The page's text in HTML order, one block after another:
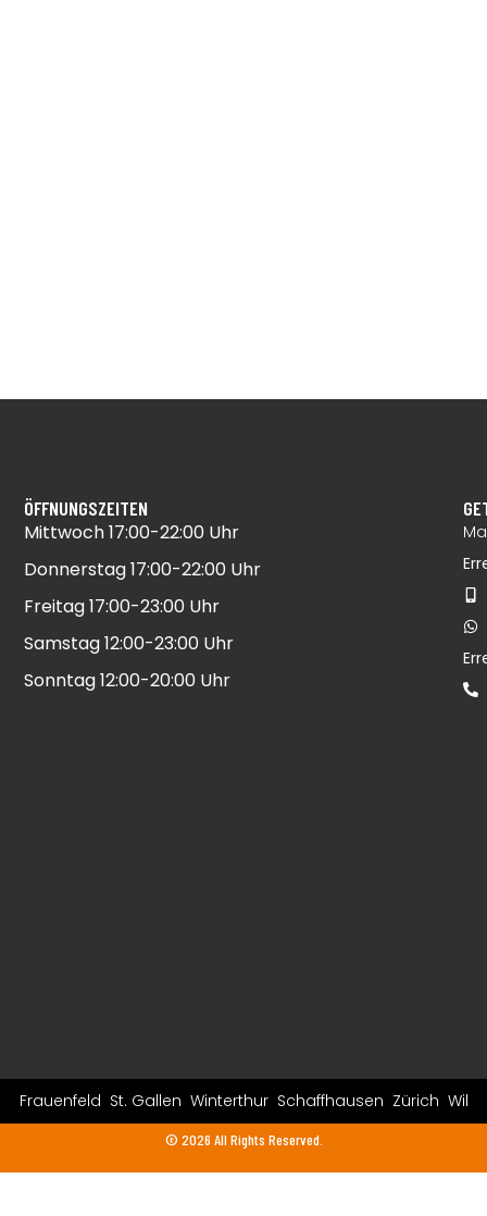
ÖFFNUNGSZEITEN
Mittwoch 17:00-22:00 Uhr​
Donnerstag 17:00-22:00 Uhr​
Freitag 17:00-23:00 Uhr​
Samstag 12:00-23:00 Uhr​
Sonntag 12:00-20:00 Uhr​
Frauenfeld St. Gallen Winterthur Schaffhausen Zürich Wil
© 2026 All Rights Reserved.